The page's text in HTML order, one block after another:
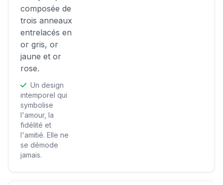
composée de
trois anneaux
entrelacés en
or gris, or
jaune et or
rose.
Un design
intemporel qui
symbolise
l'amour, la
fidélité et
l'amitié. Elle ne
se démode
jamais.